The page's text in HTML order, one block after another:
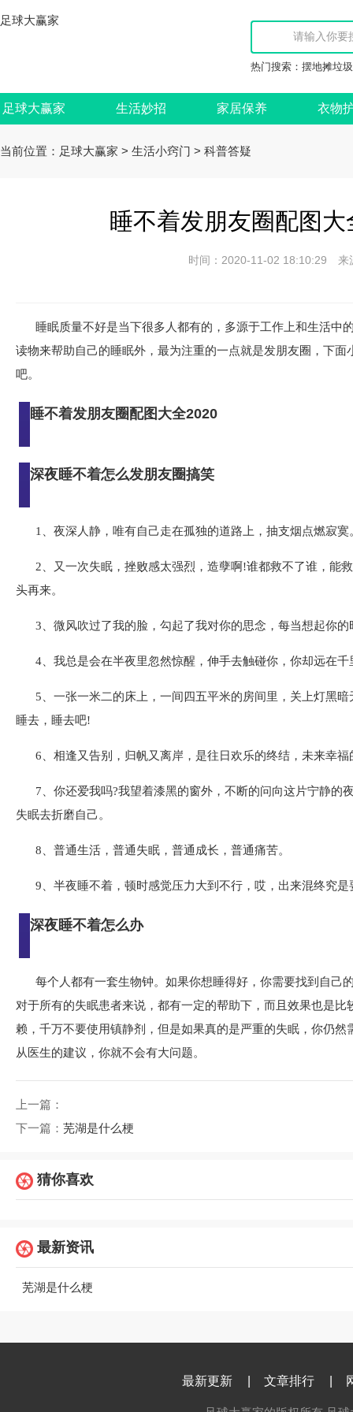
足球大赢家
热门搜索： 摆地摊垃
足球大赢家 生活妙招 家居保养 衣物
当前位置： 足球大赢家 > 生活小窍门 > 科普答疑
睡不着发朋友圈配图
时间：2020-11-02 18:10:29
睡眠质量不好是当下很多人都有的，多源于工作上和生活中
读物来帮助自己的睡眠外，最为注重的一点就是发朋友圈，下
吧。
睡不着发朋友圈配图大全2020
深夜睡不着怎么发朋友圈搞笑
1、夜深人静，唯有自己走在孤独的道路上，抽支烟点燃寂寞
2、又一次失眠，挫败感太强烈，造孽啊!谁都救不了谁，能
头再来。
3、微风吹过了我的脸，勾起了我对你的思念，每当想起你
4、我总是会在半夜里忽然惊醒，伸手去触碰你，你却远在千
5、一张一米二的床上，一间四五平米的房间里，关上灯黑
睡去，睡去吧!
6、相逢又告别，归帆又离岸，是往日欢乐的终结，未来幸福
7、你还爱我吗?我望着漆黑的窗外，不断的问向这片宁静的
失眠去折磨自己。
8、普通生活，普通失眠，普通成长，普通痛苦。
9、半夜睡不着，顿时感觉压力大到不行，哎，出来混终究是
深夜睡不着怎么办
每个人都有一套生物钟。如果你想睡得好，你需要找到自己
对于所有的失眠患者来说，都有一定的帮助下，而且效果也是
赖，千万不要使用镇静剂，但是如果真的是严重的失眠，你仍
从医生的建议，你就不会有大问题。
上一篇：
下一篇： 芜湖是什么梗
猜你喜欢
最新资讯
芜湖是什么梗
最新更新 文章排行